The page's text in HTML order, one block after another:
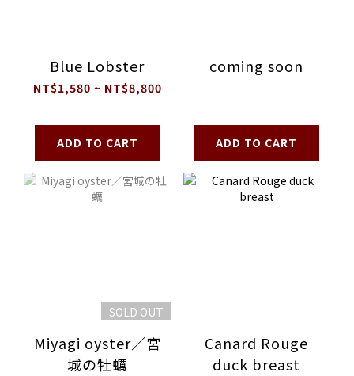
Blue Lobster
NT$1,580 ~ NT$8,800
ADD TO CART
coming soon
ADD TO CART
SOLD OUT
Miyagi oyster／宮
城の牡蠣
Canard Rouge
duck breast